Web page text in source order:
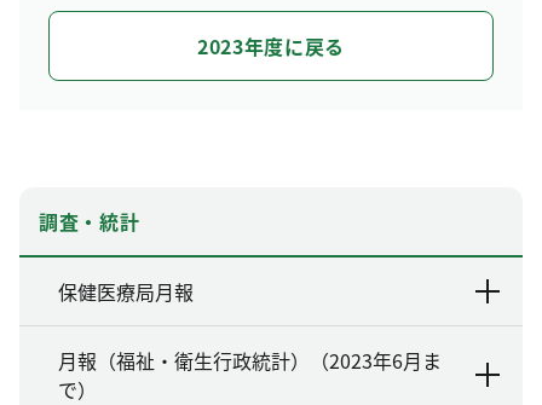
2023年度に戻る
調査・統計
保健医療局月報
月報（福祉・衛生行政統計）（2023年6月ま
で）